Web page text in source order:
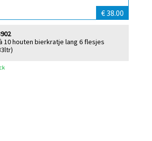
€ 38.00
10 houten bierkratje lang 6 flesjes